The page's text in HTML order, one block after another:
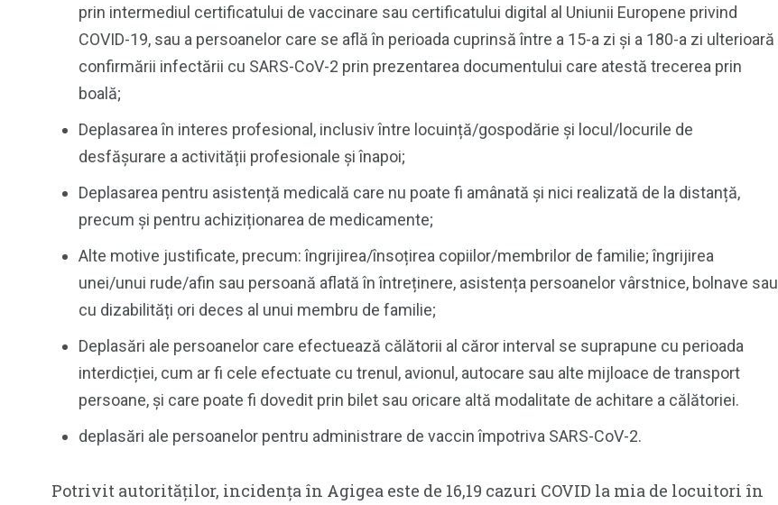
prin intermediul certificatului de vaccinare sau certificatului digital al Uniunii Europene privind
COVID-19, sau a persoanelor care se află în perioada cuprinsă între a 15-a zi și a 180-a zi ulterioară
confirmării infectării cu SARS-CoV-2 prin prezentarea documentului care atestă trecerea prin
boală;
Deplasarea în interes profesional, inclusiv între locuință/gospodărie și locul/locurile de
desfășurare a activității profesionale și înapoi;
Deplasarea pentru asistență medicală care nu poate fi amânată şi nici realizată de la distanță,
precum și pentru achiziționarea de medicamente;
Alte motive justificate, precum: îngrijirea/însoțirea copiilor/membrilor de familie; îngrijirea
unei/unui rude/afin sau persoană aflată în întreținere, asistența persoanelor vârstnice, bolnave sau
cu dizabilități ori deces al unui membru de familie;
Deplasări ale persoanelor care efectuează călătorii al căror interval se suprapune cu perioada
interdicției, cum ar fi cele efectuate cu trenul, avionul, autocare sau alte mijloace de transport
persoane, și care poate fi dovedit prin bilet sau oricare altă modalitate de achitare a călătoriei.
deplasări ale persoanelor pentru administrare de vaccin împotriva SARS-CoV-2.
Potrivit autorităților, incidența în Agigea este de 16,19 cazuri COVID la mia de locuitori în